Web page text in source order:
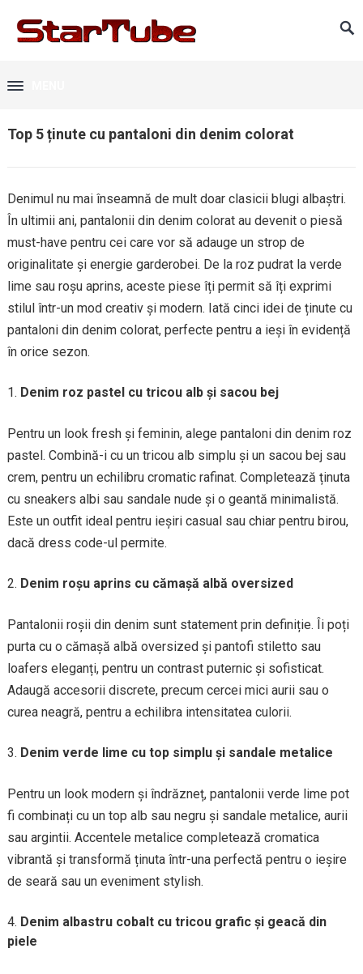
Top 5 ținute cu pantaloni din denim colorat
Denimul nu mai înseamnă de mult doar clasicii blugi albaștri.
În ultimii ani, pantalonii din denim colorat au devenit o piesă
must-have pentru cei care vor să adauge un strop de
originalitate și energie garderobei. De la roz pudrat la verde
lime sau roșu aprins, aceste piese îți permit să îți exprimi
stilul într-un mod creativ și modern. Iată cinci idei de ținute cu
pantaloni din denim colorat, perfecte pentru a ieși în evidență
în orice sezon.
Denim roz pastel cu tricou alb și sacou bej
Pentru un look fresh și feminin, alege pantaloni din denim roz
pastel. Combină-i cu un tricou alb simplu și un sacou bej sau
crem, pentru un echilibru cromatic rafinat. Completează ținuta
cu sneakers albi sau sandale nude și o geantă minimalistă.
Este un outfit ideal pentru ieșiri casual sau chiar pentru birou,
dacă dress code-ul permite.
Denim roșu aprins cu cămașă albă oversized
Pantalonii roșii din denim sunt statement prin definiție. Îi poți
purta cu o cămașă albă oversized și pantofi stiletto sau
loafers eleganți, pentru un contrast puternic și sofisticat.
Adaugă accesorii discrete, precum cercei mici aurii sau o
curea neagră, pentru a echilibra intensitatea culorii.
Denim verde lime cu top simplu și sandale metalice
Pentru un look modern și îndrăzneț, pantalonii verde lime pot
fi combinați cu un top alb sau negru și sandale metalice, aurii
sau argintii. Accentele metalice completează cromatica
vibrantă și transformă ținuta într-una perfectă pentru o ieșire
de seară sau un eveniment stylish.
Denim albastru cobalt cu tricou grafic și geacă din
piele